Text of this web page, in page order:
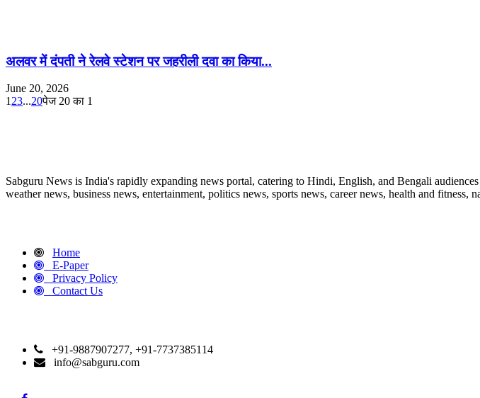
अलवर में दंपती ने रेलवे स्टेशन पर जहरीली दवा का किया...
June 20, 2026
1 23...20पेज 20 का 1
Sabguru News is India's rapidly expanding news portal, catering to Hindi, English, and Bengali
weather news, business news, entertainment, politics news, sports news, career news, health and fitness,
Home
E-Paper
Privacy Policy
Contact Us
+91-9887907277, +91-7737385114
info@sabguru.com